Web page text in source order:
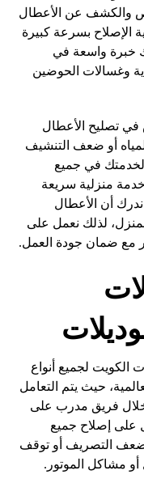
والكشف عن الأعطال
الإصلاح بسرعة كبيرة
خبرة واسعة في
وغسالات الحوضين
تصليح الأعطال
أو ضعف التنشيف
لخدمتك في جميع
منزلية سريعة
أن الأعطال
لذلك نعمل على
مع ضمان جودة العمل.
لجميع أنواع
حيث يتم التعامل
فريق مدرب على
على إصلاح جميع
ضعف التصريف أو توقف
أو مشاكل الموتور.